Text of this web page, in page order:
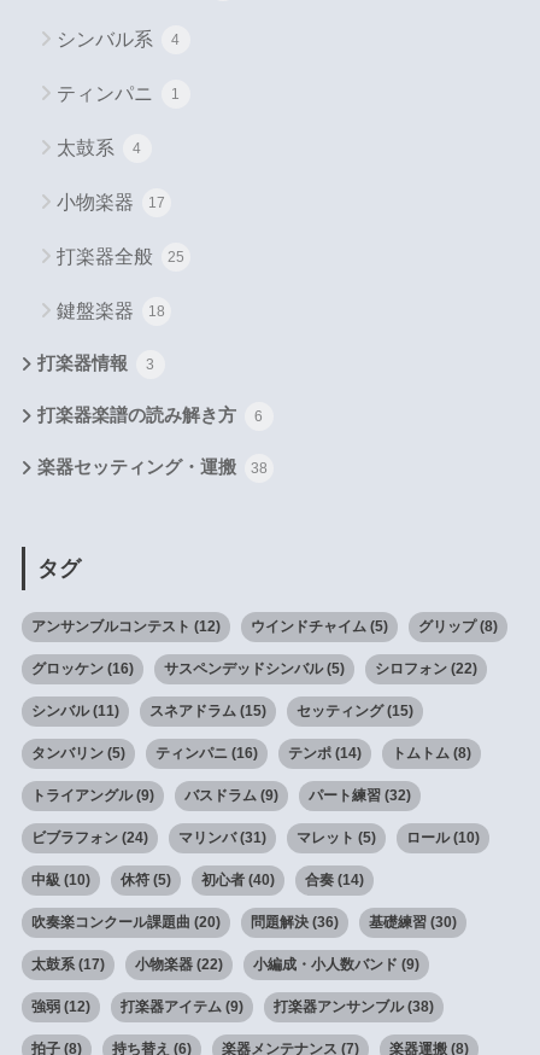
シンバル系 4
ティンパニ 1
太鼓系 4
小物楽器 17
打楽器全般 25
鍵盤楽器 18
打楽器情報 3
打楽器楽譜の読み解き方 6
楽器セッティング・運搬 38
タグ
アンサンブルコンテスト (12) ウインドチャイム(5) グリップ(8)
グロッケン(16) サスペンデッドシンバル(5) シロフォン(22)
シンバル(11) スネアドラム(15) セッティング(15)
タンバリン(5) ティンパニ(16) テンポ(14) トムトム(8)
トライアングル(9) バスドラム(9) パート練習(32)
ビブラフォン(24) マリンバ(31) マレット (5) ロール(10)
中級 (10) 休符(5) 初心者(40) 合奏(14)
吹奏楽コンクール課題曲 (20) 問題解決(36) 基礎練習(30)
太鼓系(17) 小物楽器(22) 小編成・小人数バンド (9)
強弱(12) 打楽器アイテム(9) 打楽器アンサンブル(38)
拍子(8) 持ち替え (6) 楽器メンテナンス (7) 楽器運搬(8)